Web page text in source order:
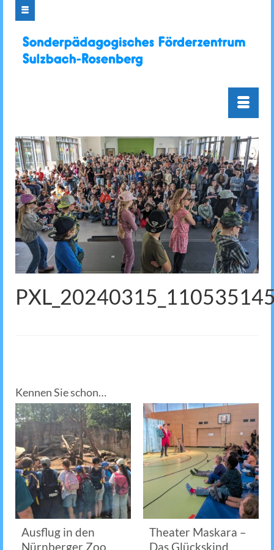
Kennen Sie schon…
Ausflug in den
Nürnberger Zoo
Theater Maskara –
Das Glückskind